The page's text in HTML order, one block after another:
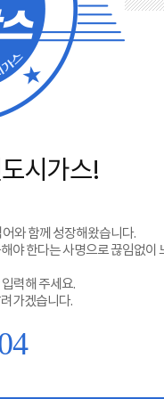
시가스!
와 함께 성장해왔습니다.
야 한다는 사명으로 끊임없이
력해 주세요.
가겠습니다.